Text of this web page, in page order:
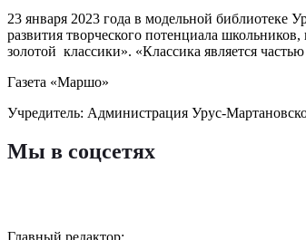
23 января 2023 года в модельной библиотеке
развития творческого потенциала
золотой классики». «Классика является
Газета «Маршо»
Учредитель: Администрация Урус-
Мы в соцсетях
Главный редактор: